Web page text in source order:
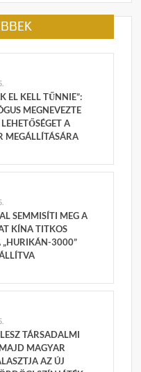
EL KELL TŰNNIE”:
MEGNEVEZTE
A
MEGÁLLÍTÁSÁRA
SEMMISÍTI MEG A
KÍNA TITKOS
„HURIKÁN-3000”
TÁRSADALMI
MAGYAR
AZ ÚJ